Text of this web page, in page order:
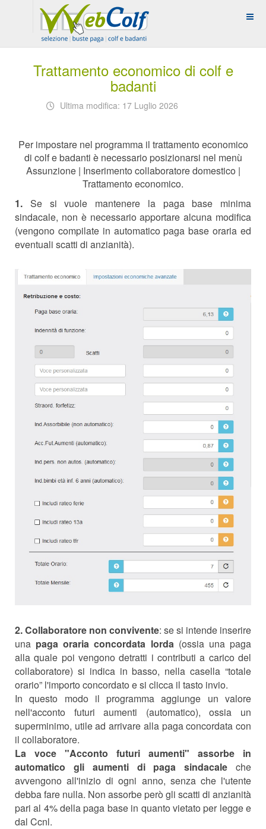
Trattamento economico di colf e
badanti
Ultima modifica: 17 Luglio 2026
Per impostare nel programma il trattamento economico
di colf e badanti è necessario posizionarsi nel menù
Assunzione | Inserimento collaboratore domestico |
Trattamento economico.
1. Se si vuole mantenere la paga base minima
sindacale, non è necessario apportare alcuna modifica
(vengono compilate in automatico paga base oraria ed
eventuali scatti di anzianità).
2.Collaboratore non convivente: se si intende inserire
una paga oraria concordata lorda(ossia una paga
alla quale poi vengono detratti i contributi a carico del
collaboratore) si indica in basso, nella casella “totale
orario” l'importo concordato e si clicca il tasto invio.
In questo modo il programma aggiunge un valore
nell'acconto futuri aumenti (automatico), ossia un
superminimo, utile ad arrivare alla paga concordata con
il collaboratore.
La voce "Acconto futuri aumenti" assorbe in
automatico gli aumenti di paga sindacale che
avvengono all'inizio di ogni anno, senza che l'utente
debba fare nulla. Non assorbe però gli scatti di anzianità
pari al 4% della paga base in quanto vietato per legge e
dal Ccnl.